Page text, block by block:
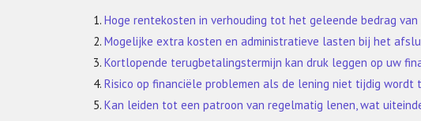
Hoge rentekosten in verhouding tot het geleende bedrag van
Mogelijke extra kosten en administratieve lasten bij het
Kortlopende terugbetalingstermijn kan druk leggen op uw
Risico op financiële problemen als de lening niet tijdig wordt
Kan leiden tot een patroon van regelmatig lenen, wat